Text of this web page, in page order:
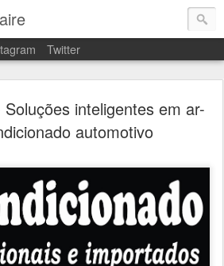
Twitter
inteligentes em ar-
automotivo